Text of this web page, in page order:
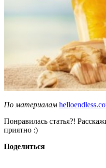
По материалам
Понравилась статья?!
приятно :)
Поделиться